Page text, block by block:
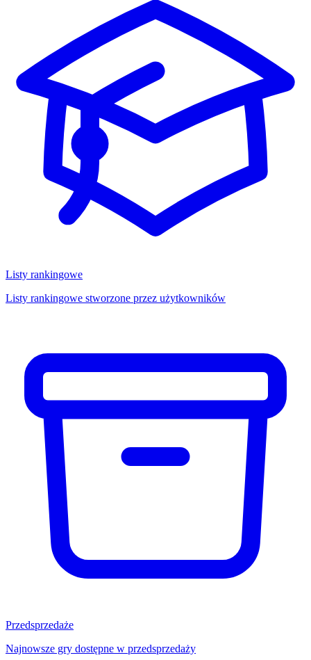
Listy rankingowe
Listy rankingowe stworzone przez użytkowników
Przedsprzedaże
Najnowsze gry dostępne w przedsprzedaży